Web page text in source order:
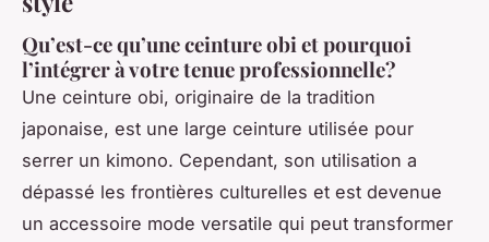
Qu’est-ce qu’une ceinture obi et pourquoi
l’intégrer à votre tenue professionnelle?
Une ceinture obi, originaire de la tradition
japonaise, est une large ceinture utilisée pour
serrer un kimono. Cependant, son utilisation a
dépassé les frontières culturelles et est devenue
un accessoire mode versatile qui peut transformer